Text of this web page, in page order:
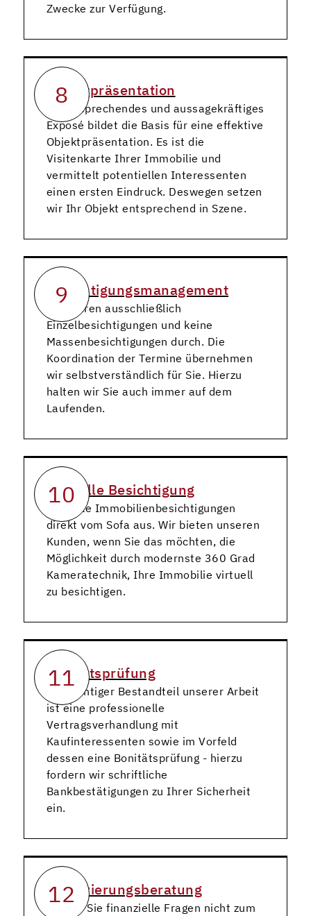
Zwecke zur Verfügung.
8
Objektpräsentation
Ein ansprechendes und aussagekräftiges
Exposé bildet die Basis für eine effektive
Objektpräsentation. Es ist die
Visitenkarte Ihrer Immobilie und
vermittelt potentiellen Interessenten
einen ersten Eindruck. Deswegen setzen
wir Ihr Objekt entsprechend in Szene.
9
Besichtigungsmanagement
Wir führen ausschließlich
Einzelbesichtigungen und keine
Massenbesichtigungen durch. Die
Koordination der Termine übernehmen
wir selbstverständlich für Sie. Hierzu
halten wir Sie auch immer auf dem
Laufenden.
10
Virtuelle Besichtigung
Virtuelle Immobilienbesichtigungen
direkt vom Sofa aus. Wir bieten unseren
Kunden, wenn Sie das möchten, die
Möglichkeit durch modernste 360 Grad
Kameratechnik, Ihre Immobilie virtuell
zu besichtigen.
11
Bonitätsprüfung
Ein wichtiger Bestandteil unserer Arbeit
ist eine professionelle
Vertragsverhandlung mit
Kaufinteressenten sowie im Vorfeld
dessen eine Bonitätsprüfung - hierzu
fordern wir schriftliche
Bankbestätigungen zu Ihrer Sicherheit
ein.
12
Finanzierungsberatung
Lassen Sie finanzielle Fragen nicht zum